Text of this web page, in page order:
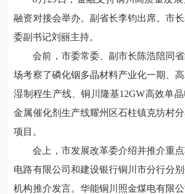
融资对接会举办。副省长李钧出席。市
委副书记刘丽主持。
会前，市委常委、副市长陈浩陪同
场考察了磷化铟多晶材料产业化一期、
湿制程生产线、铜川隆基12GW高效单
金属催化剂生产线耀州区石柱镇克坊村
项目。
会上，市发展改革委介绍并推介重
电路有限公司和建设银行铜川市分行分
机构推介发言。华能铜川照金煤电有限